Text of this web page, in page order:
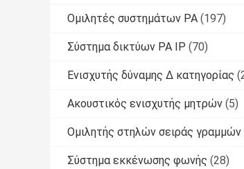
Ομιλητές συστημάτων PA (197)
Σύστημα δικτύων PA IP (70)
Ενισχυτής δύναμης Δ κατηγορίας
Ακουστικός ενισχυτής μητρών (5)
Ομιλητής στηλών σειράς γραμμών
Σύστημα εκκένωσης φωνής (28)